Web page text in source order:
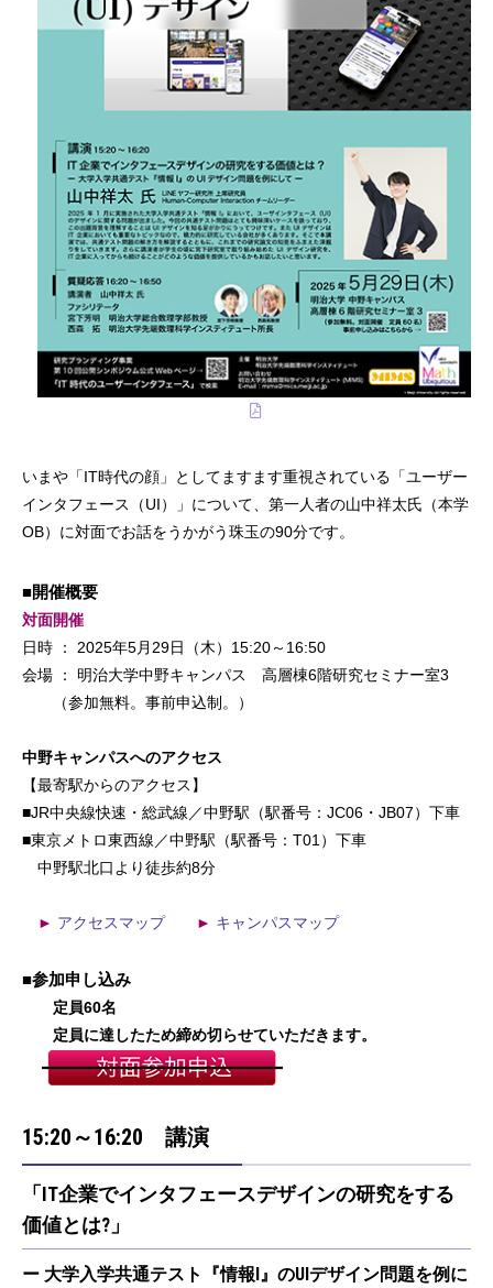
いまや「IT時代の顔」としてますます重視されている「ユーザー
インタフェース（UI）」について、第一人者の山中祥太氏（本学
OB）に対面でお話をうかがう珠玉の90分です。
■開催概要
対面開催
日時 ： 2025年5月29日（木）15:20～16:50
会場 ： 明治大学中野キャンパス 高層棟6階研究セミナー室3
（参加無料。事前申込制。）
中野キャンパスへのアクセス
【最寄駅からのアクセス】
■JR中央線快速・総武線／中野駅（駅番号：JC06・JB07）下車
■東京メトロ東西線／中野駅（駅番号：T01）下車
中野駅北口より徒歩約8分
► アクセスマップ ► キャンパスマップ
■参加申し込み
定員60名
定員に達したため締め切らせていただきます。
15:20～16:20 講演
「IT企業でインタフェースデザインの研究をする
価値とは?」
ー 大学入学共通テスト『情報I』のUIデザイン問題を例に